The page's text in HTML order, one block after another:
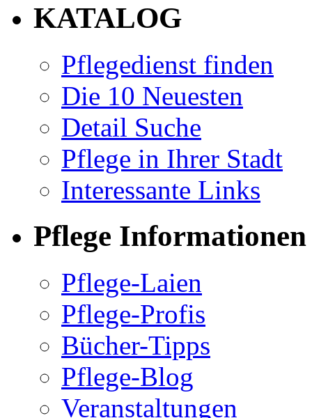
KATALOG
Pflegedienst finden
Die 10 Neuesten
Detail Suche
Pflege in Ihrer Stadt
Interessante Links
Pflege Informationen
Pflege-Laien
Pflege-Profis
Bücher-Tipps
Pflege-Blog
Veranstaltungen